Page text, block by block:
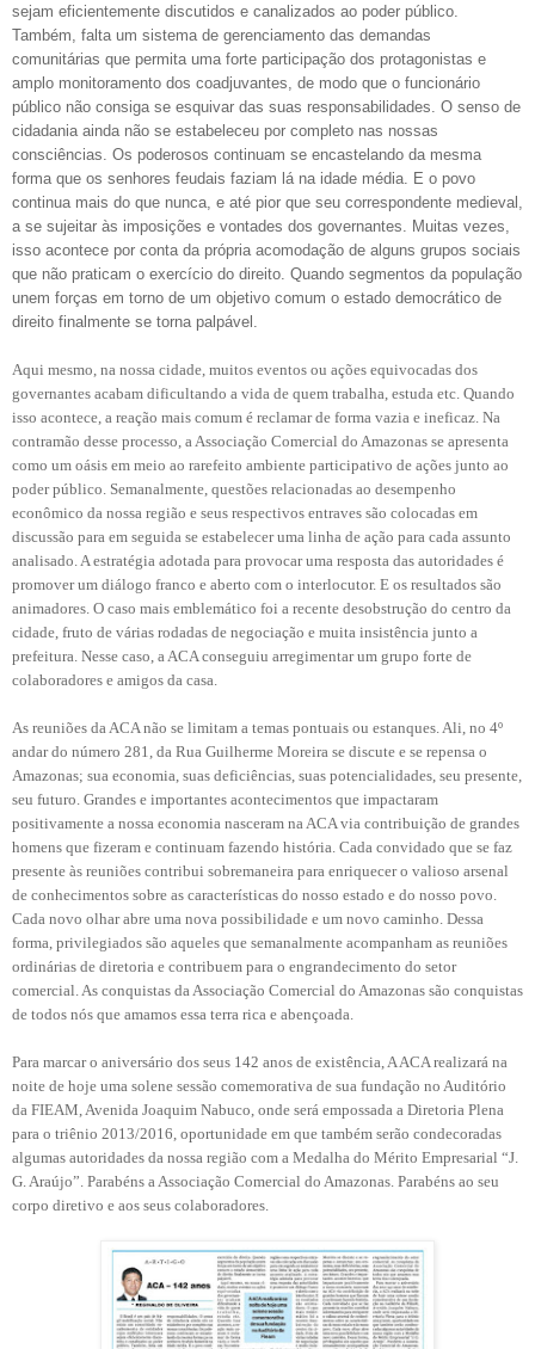
sejam eficientemente discutidos e canalizados ao poder público.
Também, falta um sistema de gerenciamento das demandas
comunitárias que permita uma forte participação dos protagonistas e
amplo monitoramento dos coadjuvantes, de modo que o funcionário
público não consiga se esquivar das suas responsabilidades. O senso de
cidadania ainda não se estabeleceu por completo nas nossas
consciências. Os poderosos continuam se encastelando da mesma
forma que os senhores feudais faziam lá na idade média. E o povo
continua mais do que nunca, e até pior que seu correspondente medieval,
a se sujeitar às imposições e vontades dos governantes. Muitas vezes,
isso acontece por conta da própria acomodação de alguns grupos sociais
que não praticam o exercício do direito. Quando segmentos da população
unem forças em torno de um objetivo comum o estado democrático de
direito finalmente se torna palpável.
Aqui mesmo, na nossa cidade, muitos eventos ou ações equivocadas dos
governantes acabam dificultando a vida de quem trabalha, estuda etc. Quando
isso acontece, a reação mais comum é reclamar de forma vazia e ineficaz. Na
contramão desse processo, a Associação Comercial do Amazonas se apresenta
como um oásis em meio ao rarefeito ambiente participativo de ações junto ao
poder público. Semanalmente, questões relacionadas ao desempenho
econômico da nossa região e seus respectivos entraves são colocadas em
discussão para em seguida se estabelecer uma linha de ação para cada assunto
analisado. A estratégia adotada para provocar uma resposta das autoridades é
promover um diálogo franco e aberto com o interlocutor. E os resultados são
animadores. O caso mais emblemático foi a recente desobstrução do centro da
cidade, fruto de várias rodadas de negociação e muita insistência junto a
prefeitura. Nesse caso, a ACA conseguiu arregimentar um grupo forte de
colaboradores e amigos da casa.
As reuniões da ACA não se limitam a temas pontuais ou estanques. Ali, no 4º
andar do número 281, da Rua Guilherme Moreira se discute e se repensa o
Amazonas; sua economia, suas deficiências, suas potencialidades, seu presente,
seu futuro. Grandes e importantes acontecimentos que impactaram
positivamente a nossa economia nasceram na ACA via contribuição de grandes
homens que fizeram e continuam fazendo história. Cada convidado que se faz
presente às reuniões contribui sobremaneira para enriquecer o valioso arsenal
de conhecimentos sobre as características do nosso estado e do nosso povo.
Cada novo olhar abre uma nova possibilidade e um novo caminho. Dessa
forma, privilegiados são aqueles que semanalmente acompanham as reuniões
ordinárias de diretoria e contribuem para o engrandecimento do setor
comercial. As conquistas da Associação Comercial do Amazonas são conquistas
de todos nós que amamos essa terra rica e abençoada.
Para marcar o aniversário dos seus 142 anos de existência, A ACA realizará na
noite de hoje uma solene sessão comemorativa de sua fundação no Auditório
da FIEAM, Avenida Joaquim Nabuco, onde será empossada a Diretoria Plena
para o triênio 2013/2016, oportunidade em que também serão condecoradas
algumas autoridades da nossa região com a Medalha do Mérito Empresarial “J.
G. Araújo”. Parabéns a Associação Comercial do Amazonas. Parabéns ao seu
corpo diretivo e aos seus colaboradores.